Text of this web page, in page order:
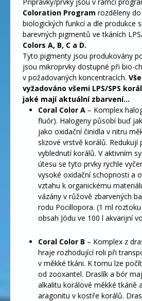
Coloration Program rozděleny
biologických funkcí a dle produkce
barevných pigmentů ve tkáních
Colors A, B, C a D.
Tyto pigmenty jsou produkovány
jsou mikroprvky dostupné při bio-
v požadovaných koncentracích.
vyžadováno všemi LPS/SPS
jaké mají aktuální zbarvení…
Coral Color A– Komplex
fluór). Halogeny působí buď
jako oxidační činidla v nitru
slizové vrstvě korálů. Redukují
vyblednutí korálů. V aktivním
útesu se tyto prvky rychle
vysoké oxidační schopnosti a
vztahu k organickému
vázány v růžově zbarvených
rodu Pocillopora. (1 ml
obsah Jódu ve 100 l akvarijní
Coral Color B – Komplex z
hraje rozhodující roli při
v měkké tkáni. K tomu lze
od zooxantel. Draslík a bór
alkalitu korálové měkké tkáně
aragonitu v kostře korálů.